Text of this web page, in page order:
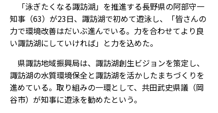
「泳ぎたくなる諏訪湖」を推進する長野県の阿部守一
知事（63）が23日、諏訪湖で初めて遊泳し、「皆さんの
力で環境改善はだいぶ進んでいる。力を合わせてより良
い諏訪湖にしていければ」と力を込めた。
県諏訪地域振興局は、諏訪湖創生ビジョンを策定し、
諏訪湖の水質環境保全と諏訪湖を活かしたまちづくりを
進めている。取り組みの一環として、共田武史県議（岡
谷市）が知事に遊泳を勧めたという。